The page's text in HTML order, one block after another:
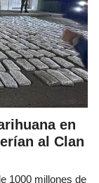
en
al Clan
1000 millones de